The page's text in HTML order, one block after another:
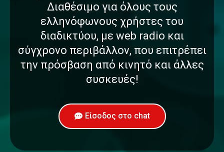
Διαθέσιμο για όλους τους
ελληνόφωνους χρήστες του
διαδικτύου, με web radio και
σύγχρονο περιβάλλον, που επιτρέπει
την πρόσβαση από κινητό και άλλες
συσκευές!
Είσοδος στο chat